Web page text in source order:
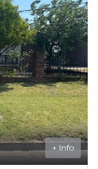
+ Info